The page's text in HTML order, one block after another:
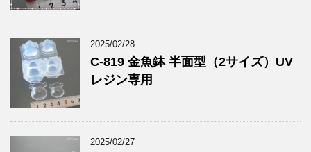
2025/02/28
C-819 金魚鉢 半面型（2サイズ）UV
レジン専用
2025/02/27